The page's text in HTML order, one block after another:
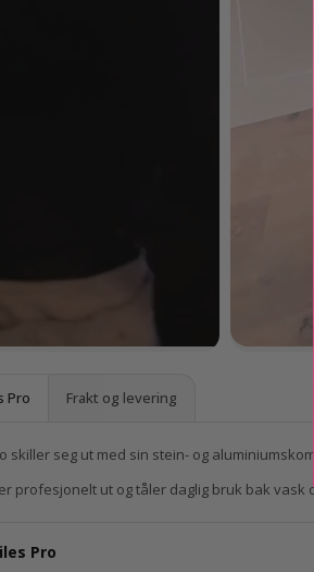
Pro Frakt og levering
skiller seg ut med sin stein- og
profesjonelt ut og tåler daglig bruk bak
Pro